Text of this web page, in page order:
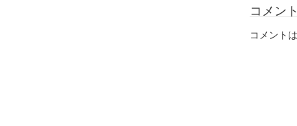
コメン
コメント